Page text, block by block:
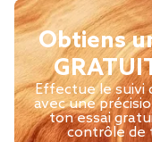
Obtiens
Effectue le suivi
avec une
ton essai
contrôle de